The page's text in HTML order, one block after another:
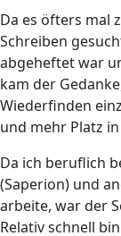
Da es öfters mal
Schreiben
abgeheftet war
kam der
Wiederfinden
und mehr Platz
Da ich beruflich
(Saperion) und
arbeite, war der
Relativ schnell